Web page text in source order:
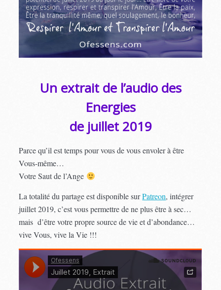
Un extrait de l’audio des
Energies
de juillet 2019
Parce qu’il est temps pour vous de vous envoler à être
Vous-même…
Votre Saut de l’Ange
La totalité du partage est disponible surPatreon, intégrer
juillet 2019, c’est vous permettre de ne plus être à sec…
mais d’être votre propre source de vie et d’abondance…
vive Vous, vive la Vie !!!